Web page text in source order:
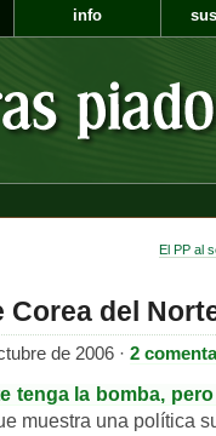
info
El PP al
Corea del
de 2006 · 2
tenga la bomba,
muestra una política